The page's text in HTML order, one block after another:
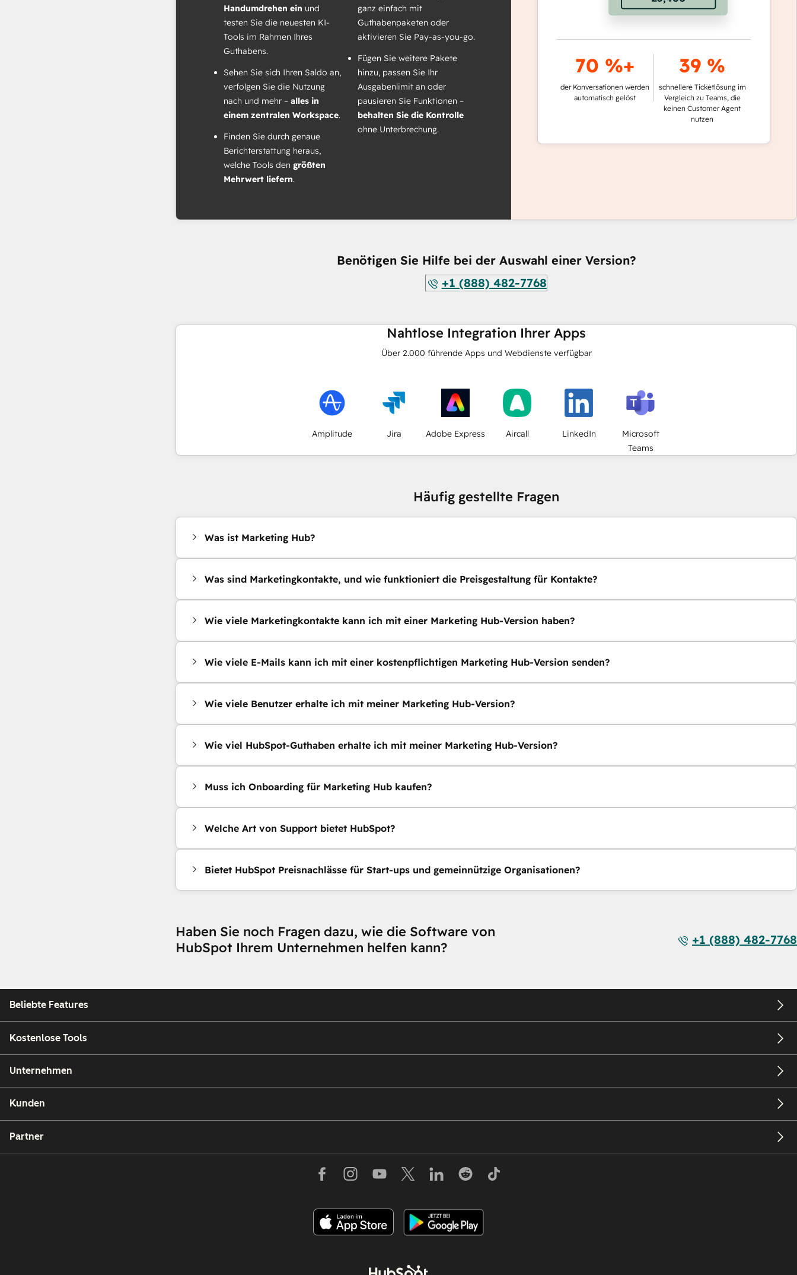
Handumdrehen ein und
testen Sie die neuesten KI-
Tools im Rahmen Ihres
Guthabens.
Sehen Sie sich Ihren Saldo an,
verfolgen Sie die Nutzung
nach und mehr – alles in
einem zentralen Workspace.
Finden Sie durch genaue
Berichterstattung heraus,
welche Tools den größten
Mehrwert liefern.
ganz einfach mit
Guthabenpaketen oder
aktivieren Sie Pay-as-you-go.
Fügen Sie weitere Pakete
hinzu, passen Sie Ihr
Ausgabenlimit an oder
pausieren Sie Funktionen –
behalten Sie die Kontrolle
ohne Unterbrechung.
70 %+
der Konversationen werden
automatisch gelöst
39 %
schnellere Ticketlösung im
Vergleich zu Teams, die
keinen Customer Agent
nutzen
Benötigen Sie Hilfe bei der Auswahl einer Version?
+1 (888) 482-7768
Nahtlose Integration Ihrer Apps
Über 2.000 führende Apps und Webdienste verfügbar
Amplitude Jira Adobe Express Aircall LinkedIn
Microsoft
Teams
Häufig gestellte Fragen
Was ist Marketing Hub?
Was sind Marketingkontakte, und wie funktioniert die Preisgestaltung für Kontakte?
Wie viele Marketingkontakte kann ich mit einer Marketing Hub-Version haben?
Wie viele E-Mails kann ich mit einer kostenpflichtigen Marketing Hub-Version senden?
Wie viele Benutzer erhalte ich mit meiner Marketing Hub-Version?
Wie viel HubSpot-Guthaben erhalte ich mit meiner Marketing Hub-Version?
Muss ich Onboarding für Marketing Hub kaufen?
Welche Art von Support bietet HubSpot?
Bietet HubSpot Preisnachlässe für Start-ups und gemeinnützige Organisationen?
Haben Sie noch Fragen dazu, wie die Software von
HubSpot Ihrem Unternehmen helfen kann?
+1 (888) 482-7768
Beliebte Features
Kostenlose Tools
Unternehmen
Kunden
Partner